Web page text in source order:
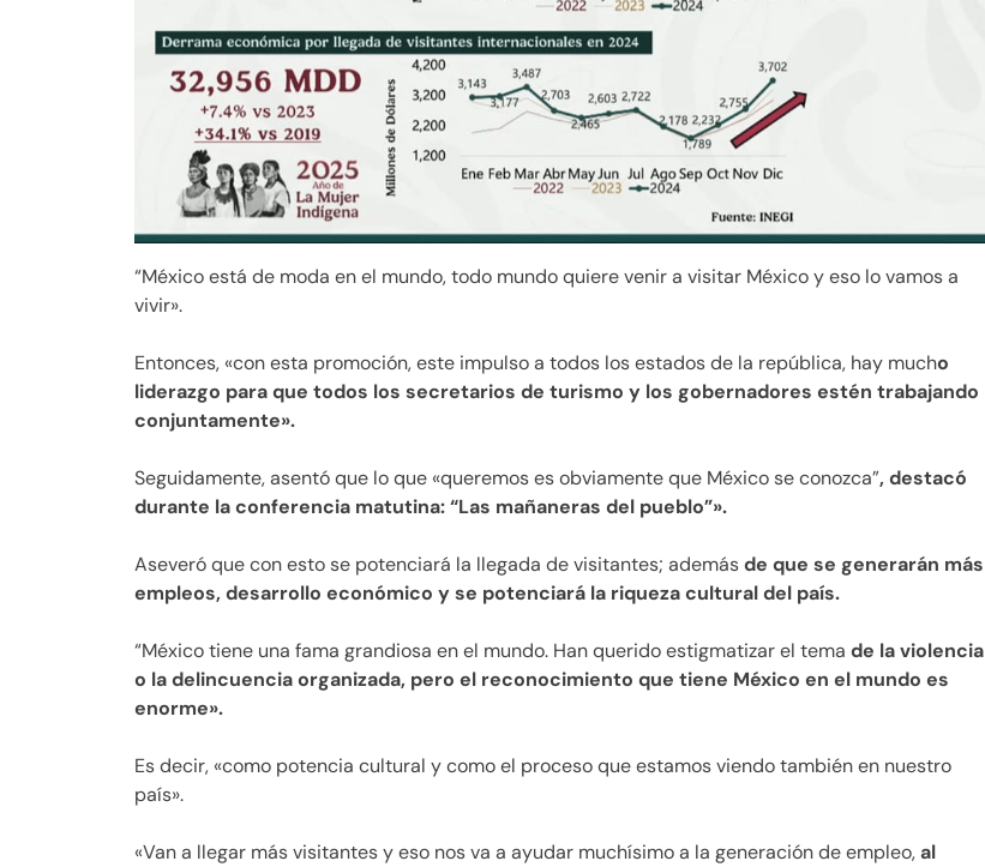
“México está de moda en el mundo, todo mundo quiere venir a visitar México y eso lo vamos a
vivir».
Entonces, «con esta promoción, este impulso a todos los estados de la república, hay mucho
liderazgo para que todos los secretarios de turismo y los gobernadores estén trabajando
conjuntamente».
Seguidamente, asentó que lo que «queremos es obviamente que México se conozca”, destacó
durante la conferencia matutina: “Las mañaneras del pueblo”».
Aseveró que con esto se potenciará la llegada de visitantes; ademásde que se generarán más
empleos, desarrollo económico y se potenciará la riqueza cultural del país.
“México tiene una fama grandiosa en el mundo. Han querido estigmatizar el tema de la violencia
o la delincuencia organizada, pero el reconocimiento que tiene México en el mundo es
enorme».
Es decir, «como potencia cultural y como el proceso que estamos viendo también en nuestro
país».
«Van a llegar más visitantes y eso nos va a ayudar muchísimo a la generación de empleo,al